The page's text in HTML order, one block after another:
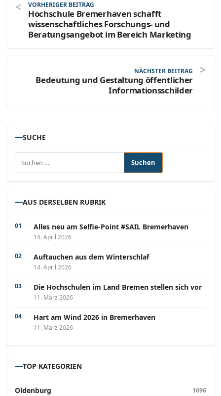
VORHERIGER BEITRAG
Hochschule Bremerhaven schafft
wissenschaftliches Forschungs- und
Beratungsangebot im Bereich Marketing
NÄCHSTER BEITRAG
Bedeutung und Gestaltung öffentlicher
Informationsschilder
SUCHE
Suchen nach:
AUS DERSELBEN RUBRIK
Alles neu am Selfie-Point #SAIL Bremerhaven
14. April 2026
Auftauchen aus dem Winterschlaf
14. April 2026
Die Hochschulen im Land Bremen stellen sich vor
11. März 2026
Hart am Wind 2026 in Bremerhaven
11. März 2026
TOP KATEGORIEN
Oldenburg 1696